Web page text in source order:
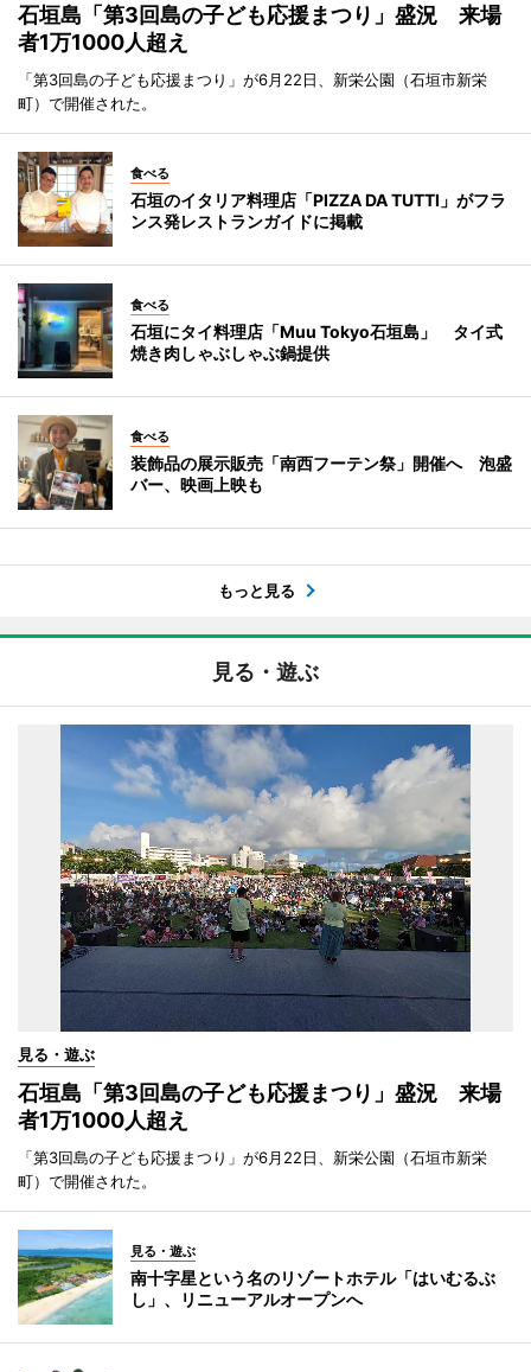
石垣島「第3回島の子ども応援まつり」盛況 来場
者1万1000人超え
「第3回島の子ども応援まつり」が6月22日、新栄公園（石垣市新栄
町）で開催された。
食べる
石垣のイタリア料理店「PIZZA DA TUTTI」がフラ
ンス発レストランガイドに掲載
食べる
石垣にタイ料理店「Muu Tokyo石垣島」 タイ式
焼き肉しゃぶしゃぶ鍋提供
食べる
装飾品の展示販売「南西フーテン祭」開催へ 泡盛
バー、映画上映も
もっと見る
見る・遊ぶ
見る・遊ぶ
石垣島「第3回島の子ども応援まつり」盛況 来場
者1万1000人超え
「第3回島の子ども応援まつり」が6月22日、新栄公園（石垣市新栄
町）で開催された。
見る・遊ぶ
南十字星という名のリゾートホテル「はいむるぶ
し」、リニューアルオープンへ